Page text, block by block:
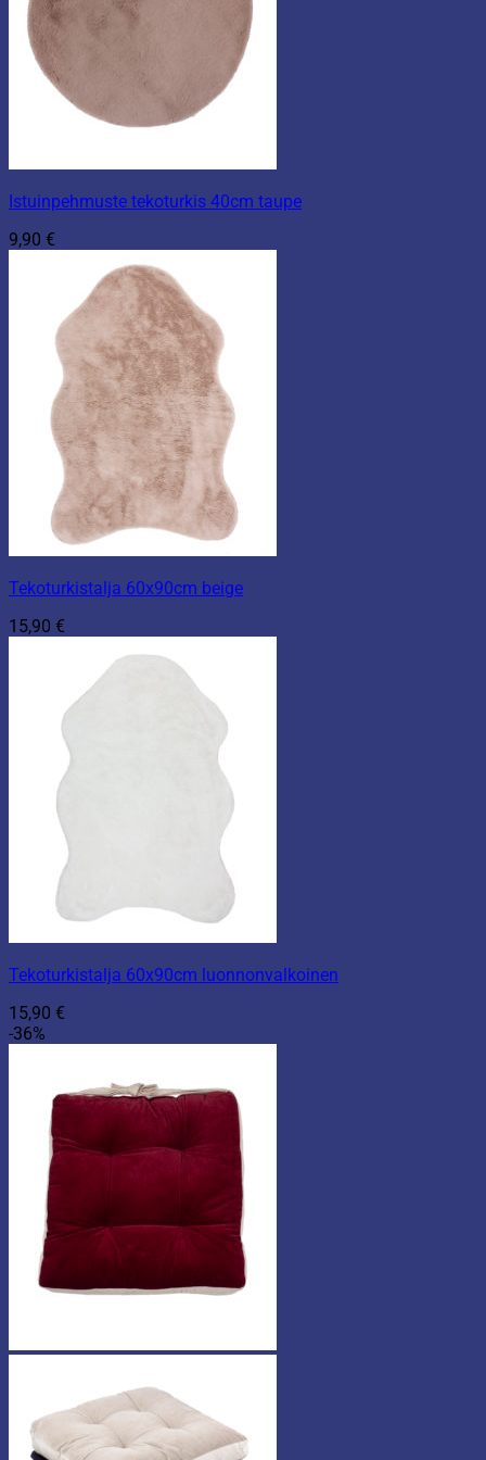
Istuinpehmuste tekoturkis 40cm taupe
9,90 €
Tekoturkistalja 60x90cm beige
15,90 €
Tekoturkistalja 60x90cm luonnonvalkoinen
15,90 €
-36%